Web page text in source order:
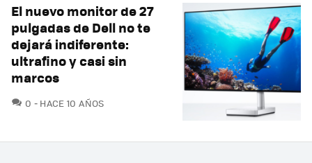
El nuevo monitor de 27
pulgadas de Dell no te
dejará indiferente:
ultrafino y casi sin
marcos
0 COMENTARIOS
HACE 10 AÑOS